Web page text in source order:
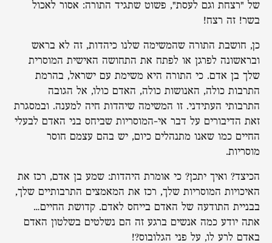
של "רצחת וגם לעסת", פשוט שתגיד התורה: אסור לאכול
בשר! זה רצח!
כן, חושבת התורה שהמשימה שלנו כיהדות, זה לא בראש
ובראשונה לפרגן או לפתח את התחושה האישית המוסרית
שלך בן אדם. כי התורה היא משימת עם ישראל, בהרמת
התרבות כולה, האנושות כולה, האדם כולו, אל הגובה
התרבותי העתידני. זו המשימה שיהדות חיה למענה. ובמסגרת
זאת הדיבורים על דבר אי-המוסריות שביחס בני האדם לבעלי
החיים כמו שאנו מתנהלים כיום, יש בהם עצמם חוסר
מוסריות.
הכיצד? ואיך יתכן? כי אומרת היהדות: שמע בן אדם, רכז את
האיכויות המוסריות שלך, רכז את המאמצים התרבותיים שלך,
בבניית התודעה של האדם בייחס לאדם. קדושת החיים…
אתה יודע כמה אנשים ברגע זה הם נשלטים בשלטון האדם
באדם לרע לו, על פני הגלובוס?!